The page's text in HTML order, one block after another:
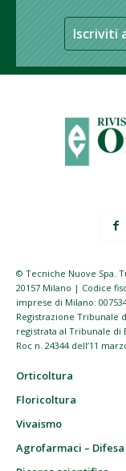
Iscriviti
© Tecniche Nuove Spa.
20157 Milano | Codice
imprese di Milano:
Registrazione Tribunale
registrata al Tribunale di
Roc n. 24344 dell’11
Orticoltura
Floricoltura
Vivaismo
Agrofarmaci – Difesa